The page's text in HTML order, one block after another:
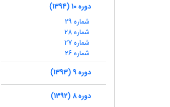
دوره 10 (1394)
شماره 29
شماره 28
شماره 27
شماره 26
دوره 9 (1393)
دوره 8 (1392)